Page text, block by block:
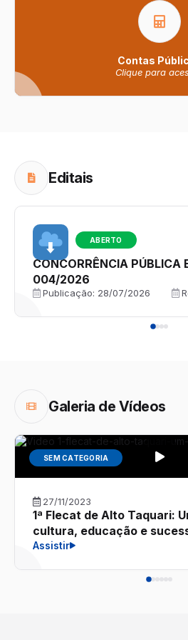
Contas
Clique para
Editais
CONCORRÊNCIA PÚBLICA
004/2026
ABERTO
Publicação: 28/07/2026
Galeria de Vídeos
SEM CATEGORIA
27/11/2023
1ª Flecat de Alto Taquari:
cultura, educação e
Assistir